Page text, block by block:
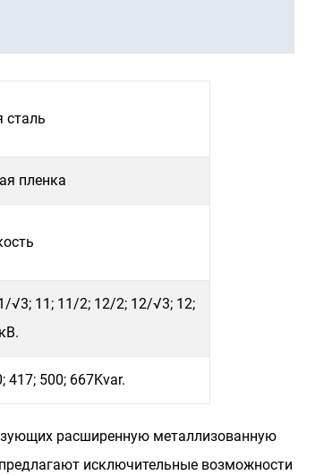
пленка
√3; 11; 11/2; 12/2; 12/√3; 12;
417; 500; 667Kvar.
расширенную металлизованную
исключительные возможности